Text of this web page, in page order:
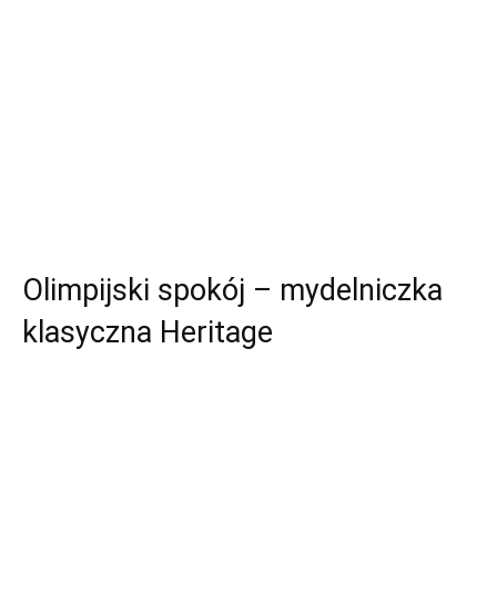
Olimpijski spokój – mydelniczka
klasyczna Heritage